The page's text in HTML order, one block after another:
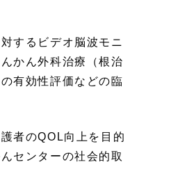
するビデオ脳波モニ
かん外科治療（根治
有効性評価などの臨
者のQOL向上を目的
センターの社会的取